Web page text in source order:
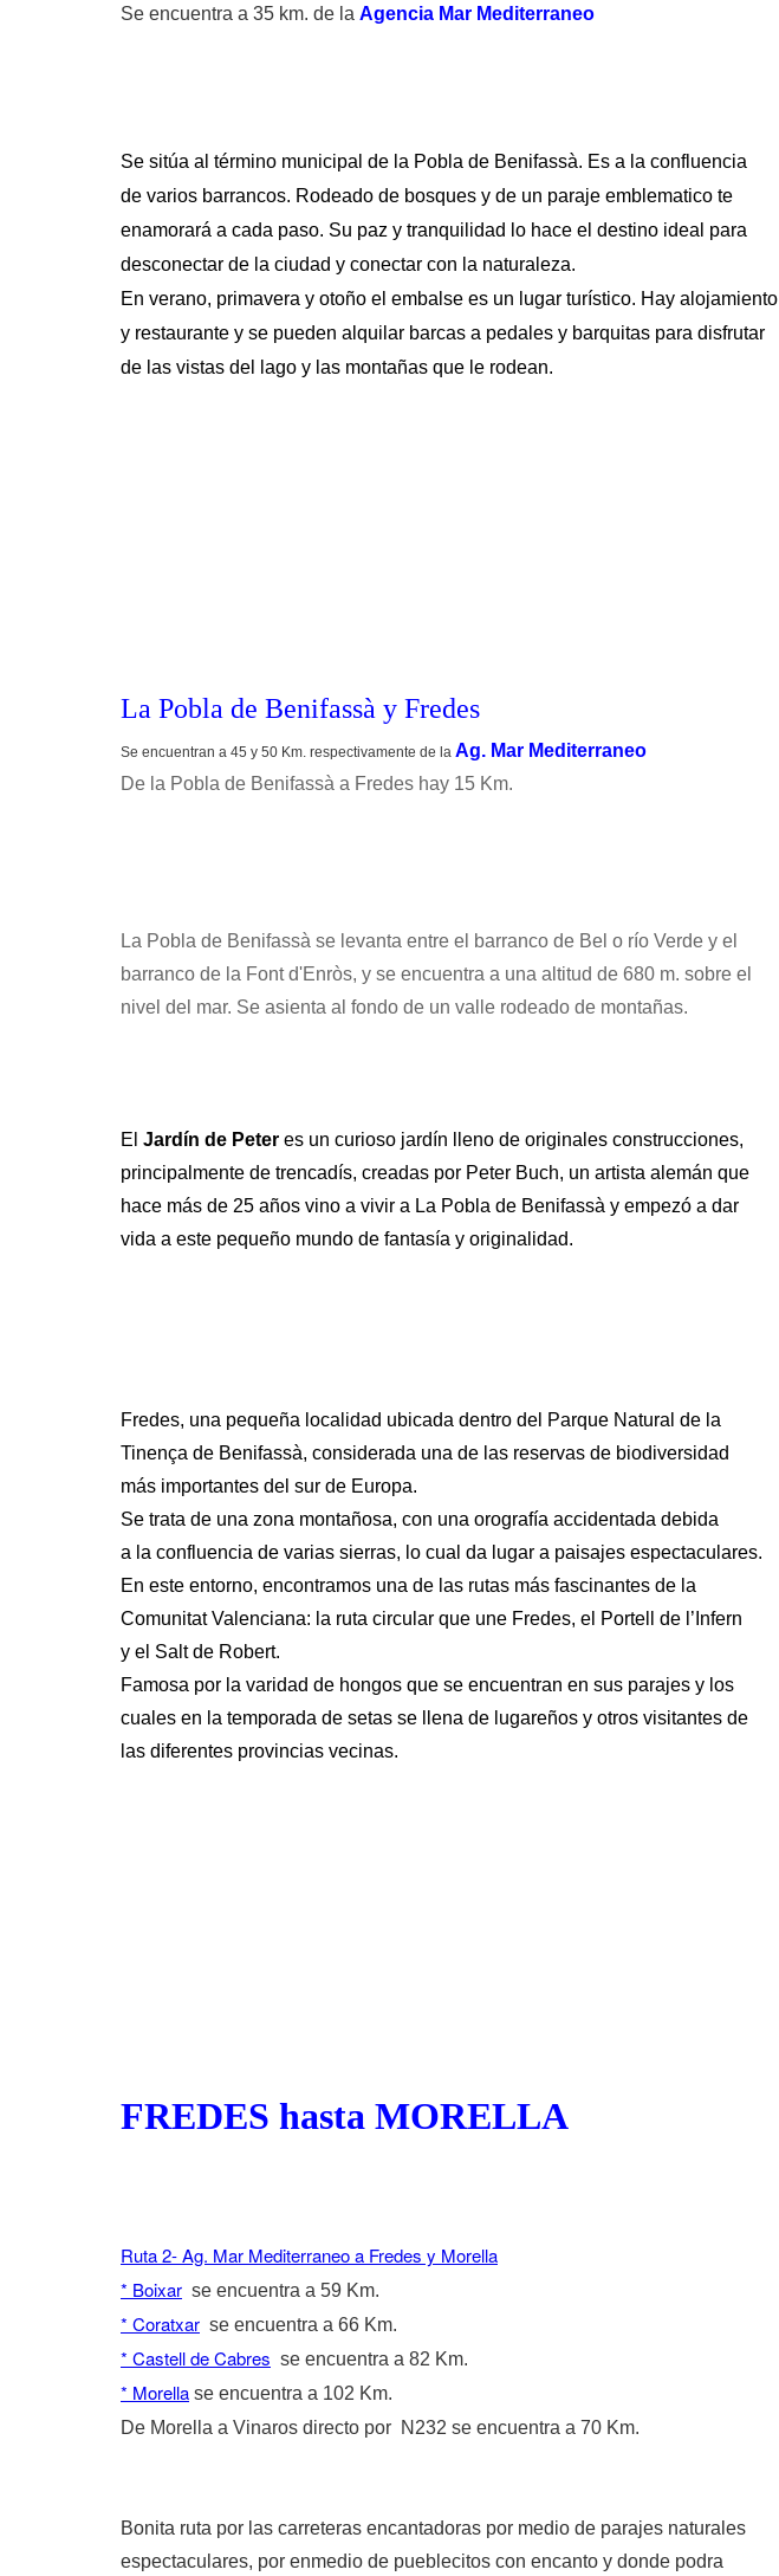
Se encuentra a 35 km. de la Agencia Mar Mediterraneo
Se sitúa al término municipal de la Pobla de Benifassà. Es a la confluencia
de varios barrancos. Rodeado de bosques y de un paraje emblematico te
enamorará a cada paso. Su paz y tranquilidad lo hace el destino ideal para
desconectar de la ciudad y conectar con la naturaleza.
En verano, primavera y otoño el embalse es un lugar turístico. Hay alojamiento
y restaurante y se pueden alquilar barcas a pedales y barquitas para disfrutar
de las vistas del lago y las montañas que le rodean.
La Pobla de Benifassà y Fredes
Se encuentran a 45 y 50 Km. respectivamente de la Ag. Mar Mediterraneo
De la Pobla de Benifassà a Fredes hay 15 Km.
La Pobla de Benifassà se levanta entre el barranco de Bel o río Verde y el
barranco de la Font d'Enròs, y se encuentra a una altitud de 680 m. sobre el
nivel del mar. Se asienta al fondo de un valle rodeado de montañas.
El Jardín de Peter es un curioso jardín lleno de originales construcciones,
principalmente de trencadís, creadas por Peter Buch, un artista alemán que
hace más de 25 años vino a vivir a La Pobla de Benifassà y empezó a dar
vida a este pequeño mundo de fantasía y originalidad.
Fredes, una pequeña localidad ubicada dentro del Parque Natural de la
Tinença de Benifassà, considerada una de las reservas de biodiversidad
más importantes del sur de Europa.
Se trata de una zona montañosa, con una orografía accidentada debida
a la confluencia de varias sierras, lo cual da lugar a paisajes espectaculares.
En este entorno, encontramos una de las rutas más fascinantes de la
Comunitat Valenciana: la ruta circular que une Fredes, el Portell de l’Infern
y el Salt de Robert.
Famosa por la varidad de hongos que se encuentran en sus parajes y los
cuales en la temporada de setas se llena de lugareños y otros visitantes de
las diferentes provincias vecinas.
FREDES hasta MORELLA
Ruta 2- Ag. Mar Mediterraneo a Fredes y Morella
* Boixar se encuentra a 59 Km.
* Coratxar se encuentra a 66 Km.
* Castell de Cabres se encuentra a 82 Km.
* Morella se encuentra a 102 Km.
De Morella a Vinaros directo por N232 se encuentra a 70 Km.
Bonita ruta por las carreteras encantadoras por medio de parajes naturales
espectaculares, por enmedio de pueblecitos con encanto y donde podra